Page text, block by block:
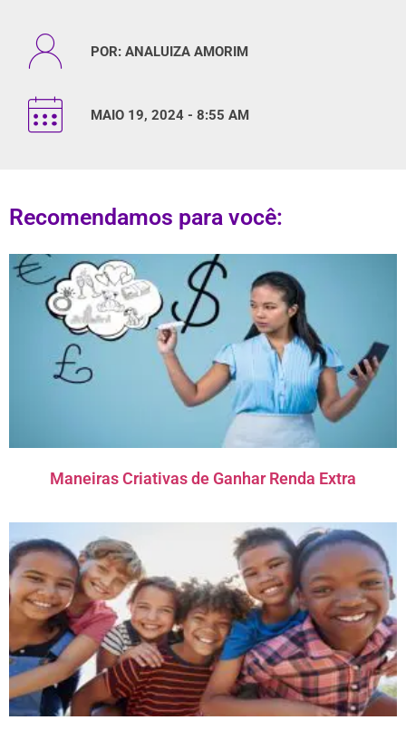
POR: ANALUIZA AMORIM
MAIO 19, 2024 - 8:55 AM
Recomendamos para você:
Maneiras Criativas de Ganhar Renda Extra